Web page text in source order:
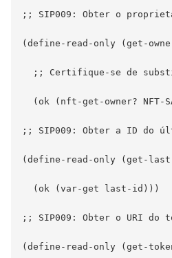
;; SIP009: Obter o
(define-read-only (get-
;; Certifique-se de
(ok (nft-get-owner? NFT-
;; SIP009: Obter a ID do
(define-read-only (get-
  (ok (var-get last-id)))
;; SIP009: Obter o URI do
(define-read-only (get-